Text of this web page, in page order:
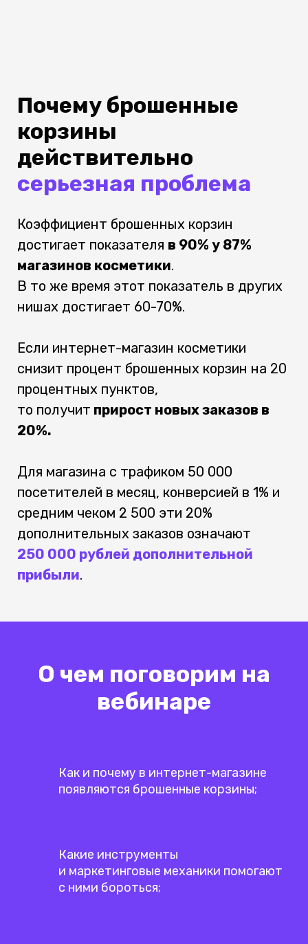
Почему брошенные
корзины
действительно
серьезная проблема
Коэффициент брошенных корзин
достигает показателя в 90% у 87%
магазинов косметики.
В то же время этот показатель в других
нишах достигает 60-70%.
Если интернет-магазин косметики
снизит процент брошенных корзин на 20
процентных пунктов,
то получит прирост новых заказов в
20%.
Для магазина с трафиком 50 000
посетителей в месяц, конверсией в 1% и
средним чеком 2 500 эти 20%
дополнительных заказов означают
250 000 рублей дополнительной
прибыли.
О чем поговорим на
вебинаре
Как и почему в интернет-магазине
появляются брошенные корзины;
Какие инструменты
и маркетинговые механики помогают
с ними бороться;